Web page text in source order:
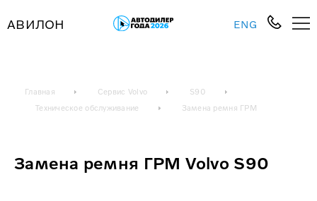
АВИЛОН ENG
Главная Сервис Volvo
S90
Техническое обслуживание
Замена ремня ГРМ
Замена ремня ГРМ Volvo S90